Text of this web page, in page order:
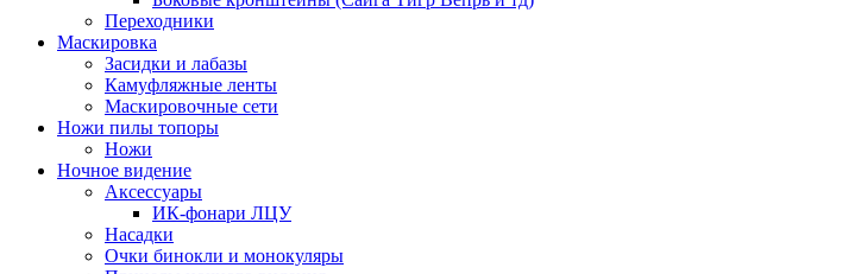
Переходники
Маскировка
Засидки и лабазы
Камуфляжные ленты
Маскировочные сети
Ножи пилы топоры
Ножи
Ночное видение
Аксессуары
ИК-фонари ЛЦУ
Насадки
Очки бинокли и монокуляры